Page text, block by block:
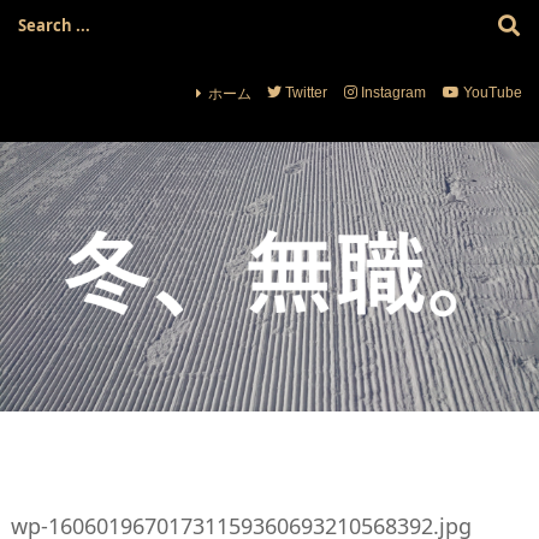
ホーム Twitter Instagram YouTube
wp-16060196701731159360693210568392.jpg